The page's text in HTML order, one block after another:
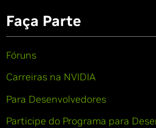
Faça Parte
Fóruns
Carreiras na NVIDIA
Para Desenvolvedores
Participe do Programa para